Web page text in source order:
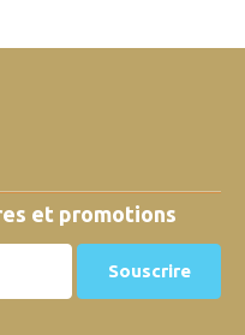
et promotions
Souscrire